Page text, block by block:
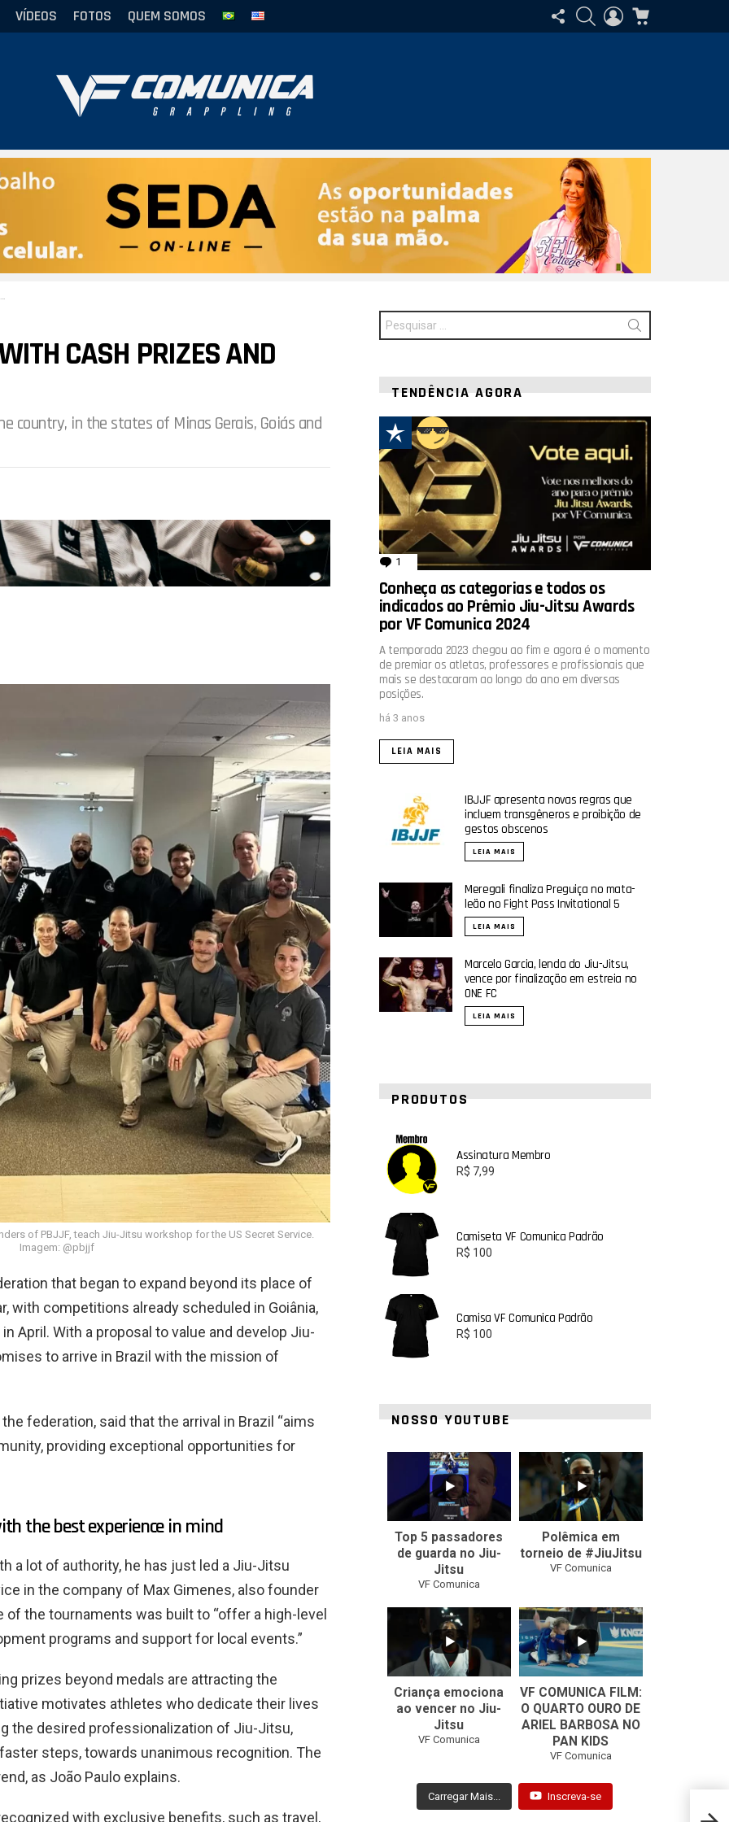
VÍDEOS FOTOS QUEM SOMOS
SIGA-
NOS
PESQUISAR
ENTRAR
CASH PRIZES AND
country, in the states of Minas Gerais, Goiás and
of PBJJF, teach Jiu-Jitsu workshop for the US Secret Service.
Imagem: @pbjjf
that began to expand beyond its place of
with competitions already scheduled in Goiânia,
April. With a proposal to value and develop Jiu-
to arrive in Brazil with the mission of
federation, said that the arrival in Brazil “aims
providing exceptional opportunities for
the best experience in mind
a lot of authority, he has just led a Jiu-Jitsu
in the company of Max Gimenes, also founder
of the tournaments was built to “offer a high-level
programs and support for local events.”
prizes beyond medals are attracting the
motivates athletes who dedicate their lives
the desired professionalization of Jiu-Jitsu,
steps, towards unanimous recognition. The
as João Paulo explains.
with exclusive benefits, such as travel,
Procurar
por:
TENDÊNCIA AGORA
1 comentário
Conheça as categorias e todos os
indicados ao Prêmio Jiu-Jitsu Awards
por VF Comunica 2024
A temporada 2023 chegou ao fim e agora é o momento
de premiar os atletas, professores e profissionais que
mais se destacaram ao longo do ano em diversas
posições.
há 3 anos
LEIA MAIS
IBJJF apresenta novas regras que
incluem transgêneros e proibição de
gestos obscenos
LEIA MAIS
Meregali finaliza Preguiça no mata-
leão no Fight Pass Invitational 5
LEIA MAIS
Marcelo Garcia, lenda do Jiu-Jitsu,
vence por finalização em estreia no
ONE FC
LEIA MAIS
PRODUTOS
Assinatura Membro
R$ 7,99
Camiseta VF Comunica Padrão
R$ 100
Camisa VF Comunica Padrão
R$ 100
NOSSO YOUTUBE
0
Top 5 passadores
de guarda no Jiu-
Jitsu
VF Comunica
46 1
Polêmica em
torneio de #JiuJitsu
VF Comunica
0
Criança emociona
ao vencer no Jiu-
Jitsu
VF Comunica
...
0
VF COMUNICA FILM:
O QUARTO OURO DE
ARIEL BARBOSA NO
PAN KIDS
VF Comunica
Carregar Mais... Inscreva-se